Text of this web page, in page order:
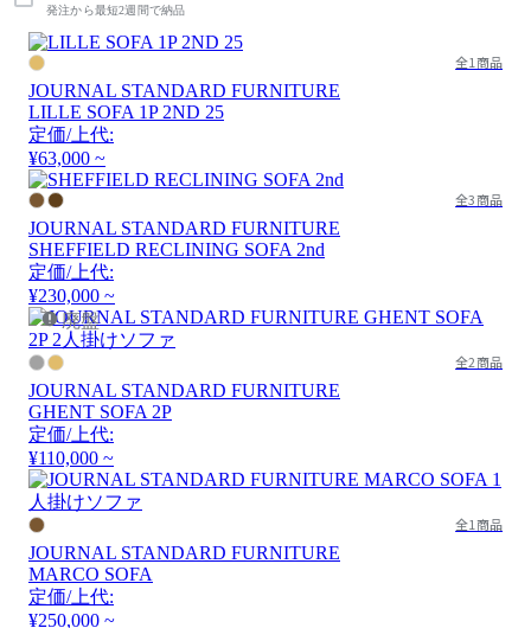
発注から最短2週間で納品
全1商品
JOURNAL STANDARD FURNITURE
LILLE SOFA 1P 2ND 25
定価/上代:
¥63,000 ~
全3商品
JOURNAL STANDARD FURNITURE
SHEFFIELD RECLINING SOFA 2nd
定価/上代:
¥230,000 ~
廃盤
全2商品
JOURNAL STANDARD FURNITURE
GHENT SOFA 2P
定価/上代:
¥110,000 ~
全1商品
JOURNAL STANDARD FURNITURE
MARCO SOFA
定価/上代:
¥250,000 ~